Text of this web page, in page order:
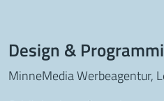
Design &
MinneMedia Werbeagentur,